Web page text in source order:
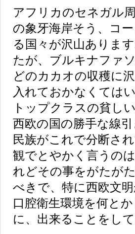
アフリカのセネガル
の象牙海岸そう、コ
る国々が沢山ありま
たが、ブルキナファ
どのカカオの収穫に
入れておかなくては
トップクラスの貧し
西欧の国の勝手な線
民族がこれで分断さ
観でとやかく言うの
れどその事をがたが
べきで、特に西欧文
口腔衛生環境を何と
に、出来ることをし